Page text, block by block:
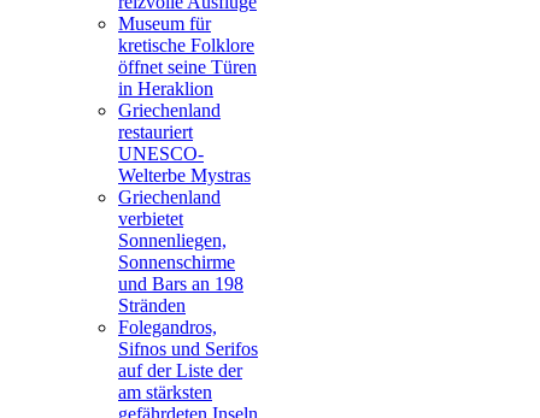
Museum für
kretische Folklore
öffnet seine Türen
in Heraklion
Griechenland
restauriert
UNESCO-
Welterbe Mystras
Griechenland
verbietet
Sonnenliegen,
Sonnenschirme
und Bars an 198
Stränden
Folegandros,
Sifnos und Serifos
auf der Liste der
am stärksten
gefährdeten Inseln